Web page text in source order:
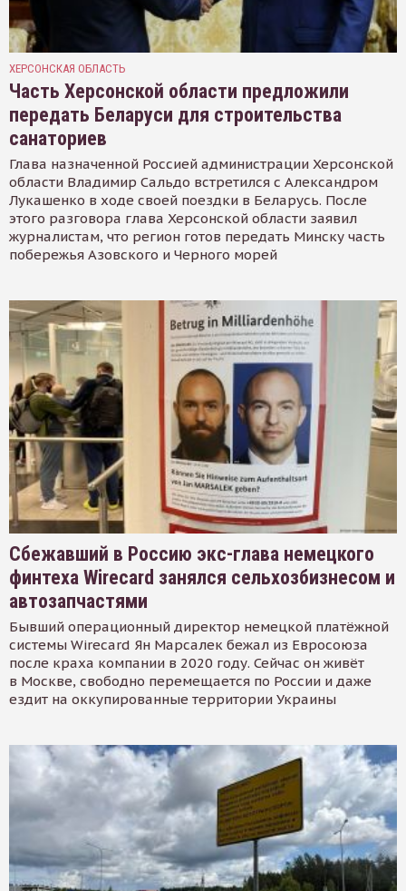
ХЕРСОНСКАЯ ОБЛАСТЬ
Часть Херсонской области предложили
передать Беларуси для строительства
санаториев
Глава назначенной Россией администрации Херсонской
области Владимир Сальдо встретился с Александром
Лукашенко в ходе своей поездки в Беларусь. После
этого разговора глава Херсонской области заявил
журналистам, что регион готов передать Минску часть
побережья Азовского и Черного морей
Сбежавший в Россию экс-глава немецкого
финтеха Wirecard занялся сельхозбизнесом и
автозапчастями
Бывший операционный директор немецкой платёжной
системы Wirecard Ян Марсалек бежал из Евросоюза
после краха компании в 2020 году. Сейчас он живёт
в Москве, свободно перемещается по России и даже
ездит на оккупированные территории Украины